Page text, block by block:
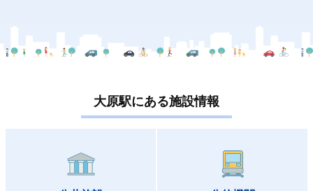
大原駅にある施設情報